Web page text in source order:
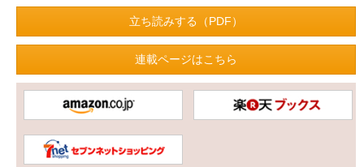
立ち読みする（PDF）
連載ページはこちら